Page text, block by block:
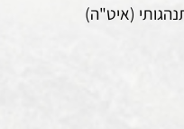
(איט"ה)